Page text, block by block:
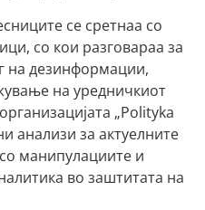
се сретнаа со
со кои разговараа за
на дезинформации,
на уредничкиот
„Polityka
анализи за актуелните
манипулациите и
во заштитата на